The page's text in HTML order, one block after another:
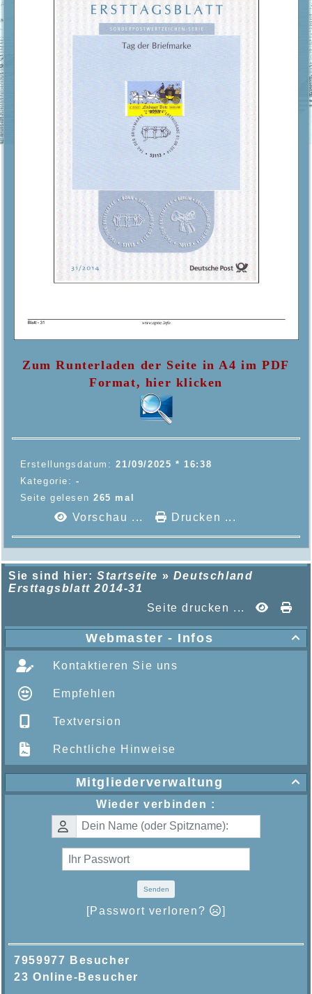
Zum Runterladen der Seite in A4 im PDF
Format, hier klicken
Erstellungsdatum:21/09/2025 * 16:38
Kategorie:-
Seite gelesen 265 mal
Vorschau ... Drucken ...
Sie sind hier: Startseite » Deutschland
Ersttagsblatt 2014-31
Seite drucken ...

Webmaster - Infos
Kontaktieren Sie uns
Empfehlen
Textversion
Rechtliche Hinweise

Mitgliederverwaltung
Wieder verbinden :
Senden
[Passwort verloren? ]
7959977 Besucher
23 Online-Besucher